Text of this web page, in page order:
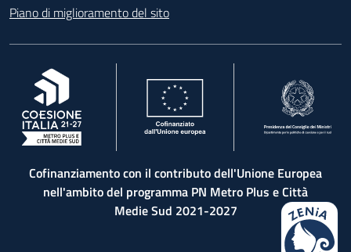
Piano di miglioramento del sito
, apre in una nuova scheda
Cofinanziamento con il contributo dell'Unione Europea
nell'ambito del programma PN Metro Plus e Città
Medie Sud 2021-2027